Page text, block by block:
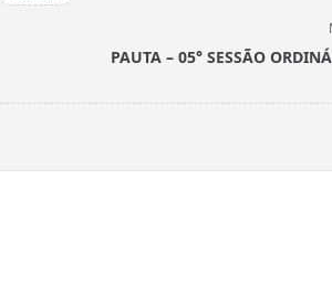
PAUTA – 05° SESSÃO